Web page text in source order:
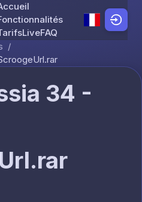
Skip to content
LiveFAQ
/
34 -